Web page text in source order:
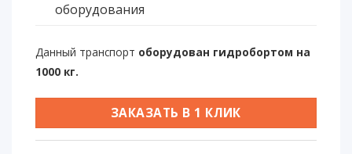
оборудования
Данный транспорт оборудован гидробортом на
1000 кг.
ЗАКАЗАТЬ В 1 КЛИК